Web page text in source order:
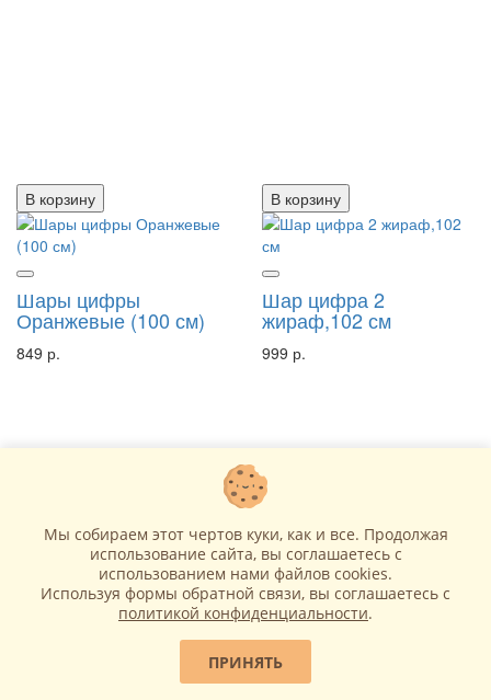
В корзину В корзину
Шары цифры
Оранжевые (100 см)
849 р.
Шар цифра 2
жираф,102 см
999 р.
В корзину
Мы собираем этот чертов куки, как и все. Продолжая
использование сайта, вы соглашаетесь c
использованием нами файлов cookies.
Используя формы обратной связи, вы соглашаетесь с
политикой конфиденциальности.
ПРИНЯТЬ